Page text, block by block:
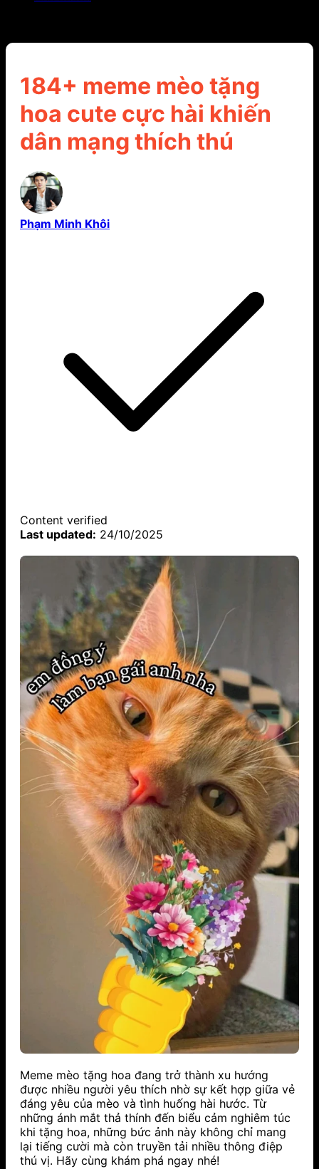
184+ meme mèo tặng
hoa cute cực hài khiến
dân mạng thích thú
Phạm Minh Khôi
Content verified
Last updated: 24/10/2025
Meme mèo tặng hoa đang trở thành xu hướng
được nhiều người yêu thích nhờ sự kết hợp giữa vẻ
đáng yêu của mèo và tình huống hài hước. Từ
những ánh mắt thả thính đến biểu cảm nghiêm túc
khi tặng hoa, những bức ảnh này không chỉ mang
lại tiếng cười mà còn truyền tải nhiều thông điệp
thú vị. Hãy cùng khám phá ngay nhé!